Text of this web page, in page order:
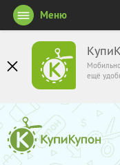
ещё
Меню